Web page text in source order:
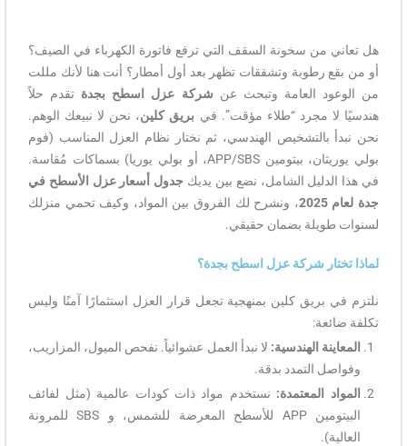
هل تعاني من سخونة السقف التي ترفع فاتورة الكهرباء في الصيف؟
أو من بقع رطوبة وتشققات تظهر بعد أول أمطار؟ أنت هنا لأنك مللت
من الوعود العامة وتبحث عن شركة عزل اسطح بجدة تقدم حلاً
هندسيًا لا مجرد “طلاء مؤقت”. في بريق كلين، نحن لا نبيعك الوهم.
نحن نبدأ بالتشخيص الهندسي، ثم نختار نظام العزل المناسب (فوم
بولي يوريثان، بيتومين APP/SBS، أو بولي يوريا) بسماكات مُقاسة.
في هذا الدليل الشامل، نضع بين يديك جدول أسعار عزل الأسطح في
جدة لعام 2025
، ونشرح لك الفروق بين المواد، وكيف تحمي منزلك
لسنوات طويلة بضمان حقيقي.
لماذا تختار شركة عزل اسطح بجدة؟
نلتزم في بريق كلين بمنهجية تجعل قرار العزل استثمارًا آمنًا وليس
تكلفة ضائعة:
المعاينة الهندسية: لا نبدأ العمل عشوائياً. نفحص الميول، المزاريب،
وفواصل التمدد بدقة.
المواد المعتمدة: نستخدم مواد ذات كودات عالمية (مثل لفائف
البيتومين APP للأسطح المعرضة للشمس، و SBS للمرونة
العالية).